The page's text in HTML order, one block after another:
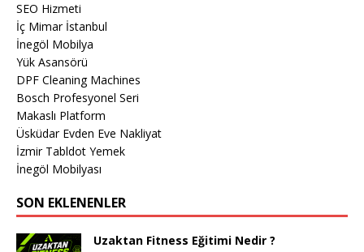
SEO Hizmeti
İç Mimar İstanbul
İnegöl Mobilya
Yük Asansörü
DPF Cleaning Machines
Bosch Profesyonel Seri
Makaslı Platform
Üsküdar Evden Eve Nakliyat
İzmir Tabldot Yemek
İnegöl Mobilyası
SON EKLENENLER
Uzaktan Fitness Eğitimi Nedir ?